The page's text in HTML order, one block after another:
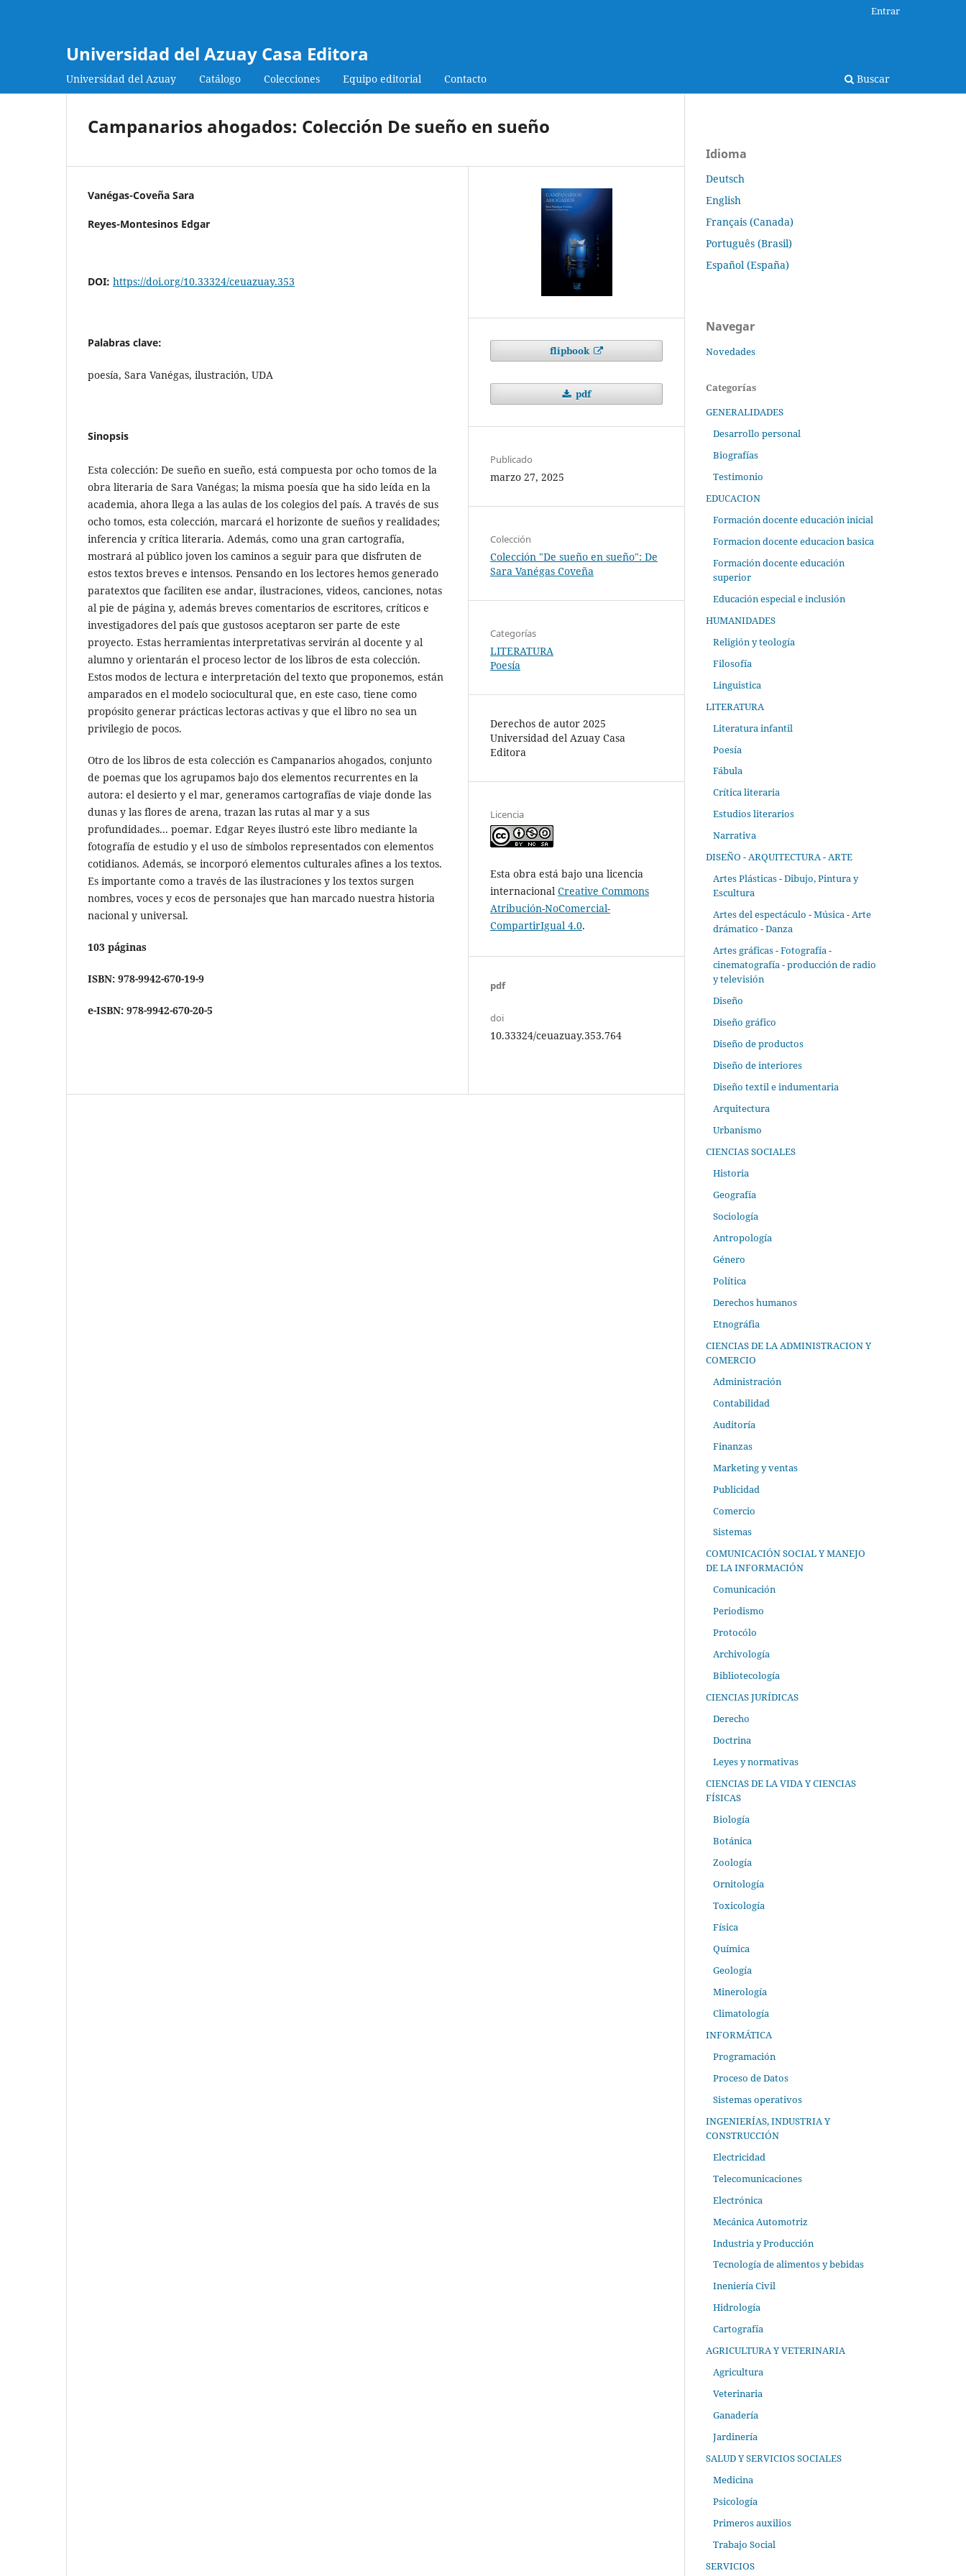
Universidad del Azuay Casa Editora
Universidad del Azuay Catálogo Colecciones Equipo editorial Contacto Buscar
Entrar
Campanarios ahogados: Colección De sueño en sueño
Vanégas-Coveña Sara
Reyes-Montesinos Edgar
DOI: https://doi.org/10.33324/ceuazuay.353
Palabras clave:
poesía, Sara Vanégas, ilustración, UDA
Sinopsis
Esta colección: De sueño en sueño, está compuesta por ocho tomos de la
obra literaria de Sara Vanégas; la misma poesía que ha sido leída en la
academia, ahora llega a las aulas de los colegios del país. A través de sus
ocho tomos, esta colección, marcará el horizonte de sueños y realidades;
inferencia y crítica literaria. Además, como una gran cartografía,
mostrará al público joven los caminos a seguir para que disfruten de
estos textos breves e intensos. Pensando en los lectores hemos generado
paratextos que faciliten ese andar, ilustraciones, videos, canciones, notas
al pie de página y, además breves comentarios de escritores, críticos e
investigadores del país que gustosos aceptaron ser parte de este
proyecto. Estas herramientas interpretativas servirán al docente y al
alumno y orientarán el proceso lector de los libros de esta colección.
Estos modos de lectura e interpretación del texto que proponemos, están
amparados en el modelo sociocultural que, en este caso, tiene como
propósito generar prácticas lectoras activas y que el libro no sea un
privilegio de pocos.
Otro de los libros de esta colección es Campanarios ahogados, conjunto
de poemas que los agrupamos bajo dos elementos recurrentes en la
autora: el desierto y el mar, generamos cartografías de viaje donde las
dunas y las flores de arena, trazan las rutas al mar y a sus
profundidades... poemar. Edgar Reyes ilustró este libro mediante la
fotografía de estudio y el uso de símbolos representados con elementos
cotidianos. Además, se incorporó elementos culturales afines a los textos.
Es importante como a través de las ilustraciones y los textos surgen
nombres, voces y ecos de personajes que han marcado nuestra historia
nacional y universal.
103 páginas
ISBN: 978-9942-670-19-9
e-ISBN: 978-9942-670-20-5
flipbook
pdf
Publicado
marzo 27, 2025
Colección
Colección "De sueño en sueño": De
Sara Vanégas Coveña
Categorías
LITERATURA
Poesía
Derechos de autor 2025
Universidad del Azuay Casa
Editora
Licencia
Esta obra está bajo una licencia
internacional Creative Commons
Atribución-NoComercial-
CompartirIgual 4.0.
pdf
doi
10.33324/ceuazuay.353.764
Idioma
Deutsch
English
Français (Canada)
Português (Brasil)
Español (España)
Navegar
Novedades
Categorías
GENERALIDADES
Desarrollo personal
Biografías
Testimonio
EDUCACION
Formación docente educación inicial
Formacion docente educacion basica
Formación docente educación
superior
Educación especial e inclusión
HUMANIDADES
Religión y teología
Filosofía
Linguistica
LITERATURA
Literatura infantil
Poesía
Fábula
Crítica literaria
Estudios literarios
Narrativa
DISEÑO - ARQUITECTURA - ARTE
Artes Plásticas - Dibujo, Pintura y
Escultura
Artes del espectáculo - Música - Arte
drámatico - Danza
Artes gráficas - Fotografía -
cinematografía - producción de radio
y televisión
Diseño
Diseño gráfico
Diseño de productos
Diseño de interiores
Diseño textil e indumentaria
Arquitectura
Urbanismo
CIENCIAS SOCIALES
Historia
Geografía
Sociología
Antropología
Género
Política
Derechos humanos
Etnográfia
CIENCIAS DE LA ADMINISTRACION Y
COMERCIO
Administración
Contabilidad
Auditoría
Finanzas
Marketing y ventas
Publicidad
Comercio
Sistemas
COMUNICACIÓN SOCIAL Y MANEJO
DE LA INFORMACIÓN
Comunicación
Periodismo
Protocólo
Archivología
Bibliotecología
CIENCIAS JURÍDICAS
Derecho
Doctrina
Leyes y normativas
CIENCIAS DE LA VIDA Y CIENCIAS
FÍSICAS
Biología
Botánica
Zoología
Ornitología
Toxicología
Física
Química
Geología
Minerología
Climatología
INFORMÁTICA
Programación
Proceso de Datos
Sistemas operativos
INGENIERÍAS, INDUSTRIA Y
CONSTRUCCIÓN
Electricidad
Telecomunicaciones
Electrónica
Mecánica Automotriz
Industria y Producción
Tecnología de alimentos y bebidas
Ineniería Civil
Hidrología
Cartografía
AGRICULTURA Y VETERINARIA
Agricultura
Veterinaria
Ganadería
Jardinería
SALUD Y SERVICIOS SOCIALES
Medicina
Psicología
Primeros auxilios
Trabajo Social
SERVICIOS